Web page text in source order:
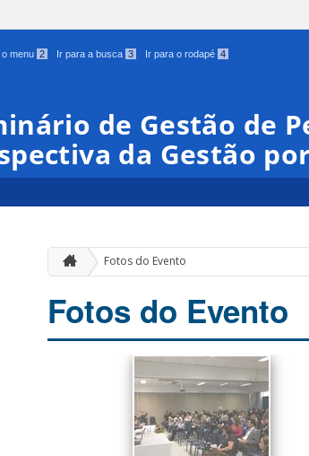
menu 2 Ir para a busca 3 Ir para o rodapé 4
de Gestão de
da Gestão
Fotos do Evento
Fotos do Evento